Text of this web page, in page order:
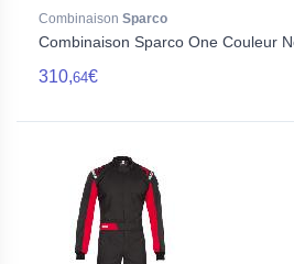
Combinaison Sparco
Combinaison Sparco One Couleur
310,64€